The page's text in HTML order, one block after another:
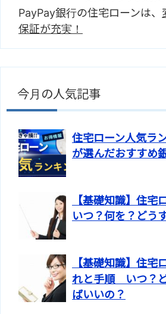
PayPay銀行の住宅ローンは、
保証が充実！
今月の人気記事
住宅ローン人気ラ
が選んだおすすめ
【基礎知識】住
いつ？何を？どう
【基礎知識】住宅
れと手順 いつ？
ばいいの？